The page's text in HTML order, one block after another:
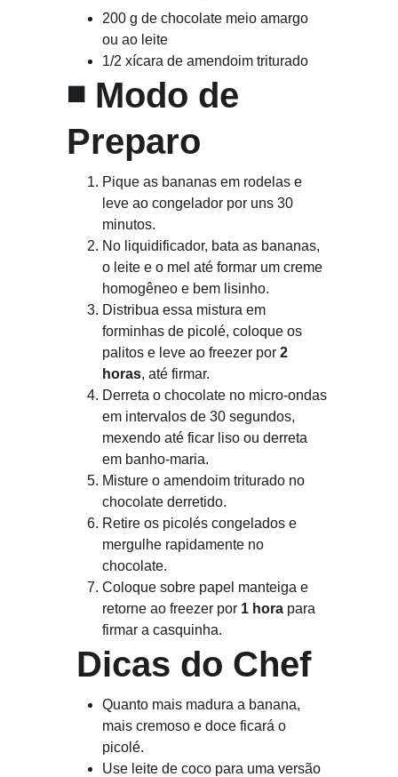
200 g de chocolate meio amargo
ou ao leite
1/2 xícara de amendoim triturado
◾ Modo de
Preparo
Pique as bananas em rodelas e
leve ao congelador por uns 30
minutos.
No liquidificador, bata as bananas,
o leite e o mel até formar um creme
homogêneo e bem lisinho.
Distribua essa mistura em
forminhas de picolé, coloque os
palitos e leve ao freezer por 2
horas, até firmar.
Derreta o chocolate no micro-ondas
em intervalos de 30 segundos,
mexendo até ficar liso ou derreta
em banho-maria.
Misture o amendoim triturado no
chocolate derretido.
Retire os picolés congelados e
mergulhe rapidamente no
chocolate.
Coloque sobre papel manteiga e
retorne ao freezer por 1 hora para
firmar a casquinha.
Dicas do Chef
Quanto mais madura a banana,
mais cremoso e doce ficará o
picolé.
Use leite de coco para uma versão